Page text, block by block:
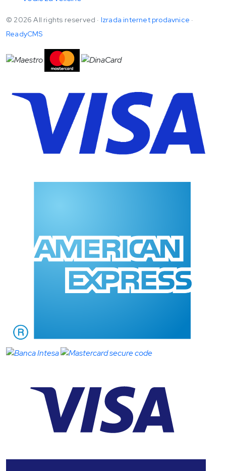
© 2026 All rights reserved · Izrada internet prodavnice ·
ReadyCMS